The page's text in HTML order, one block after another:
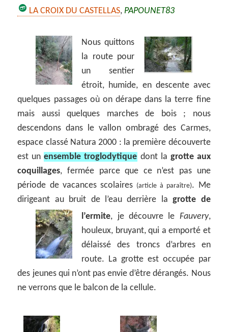
LA CROIX DU CASTELLAS, PAPOUNET83
Nous quittons
la route pour
un sentier
étroit, humide, en descente avec
quelques passages où on dérape dans la terre fine
mais aussi quelques marches de bois ; nous
descendons dans le vallon ombragé des Carmes,
espace classé Natura 2000 : la première découverte
est unensemble troglodytique dont la grotte aux
coquillages, fermée parce que ce n’est pas une
période de vacances scolaires (article à paraître). Me
dirigeant au bruit de l’eau derrière lagrotte de
l’ermite, je découvre le Fauvery,
houleux, bruyant, qui a emporté et
délaissé des troncs d’arbres en
route. La grotte est occupée par
des jeunes qui n’ont pas envie d’être dérangés. Nous
ne verrons que le balcon de la cellule.